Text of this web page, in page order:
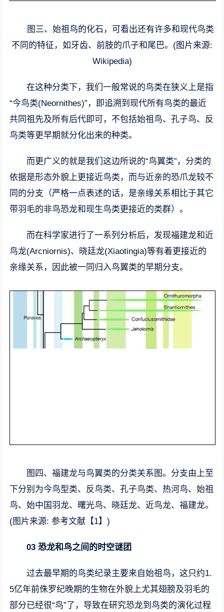
图三、始祖鸟的化石，可看出还有许多和现代鸟类
不同的特征，如牙齿、前肢的爪子和尾巴。(图片来源:
Wikipedia)
在这种分类下，我们一般常说的鸟类在狭义上是指
“今鸟类(Neornithes)”，即追溯到现代所有鸟类的最近
共同祖先及所有后代即可，不包括始祖鸟、孔子鸟、反
鸟类等更早期就分化出来的种类。
而更广义的就是我们这边所说的“鸟翼类”，分类的
依据是形态外貌上更接近鸟类，而与近亲的恐爪龙较不
同的分支（严格一点表述的话，是亲缘关系相比于其它
带羽毛的非鸟恐龙和现生鸟类更接近的类群）。
而在科学家进行了一系列分析后，发现福建龙和近
鸟龙(Arcniornis)、晓廷龙(Xiaotingia)等有着更接近的
亲缘关系，因此被一同归入鸟翼类的早期分支。
图四、福建龙与鸟翼类的分类关系图。分支由上至
下分别为今鸟型类、反鸟类、孔子鸟类、热河鸟、始祖
鸟、始中国羽龙、曙光鸟、晓廷龙、近鸟龙、福建龙。
(图片来源: 参考文献【1】)
03 恐龙和鸟之间的时空谜团
过去最早期的鸟类纪录主要来自始祖鸟，这只约1.
5亿年前侏罗纪晚期的生物在外貌上尤其翅膀及羽毛的
部分已经很“鸟”了，导致在研究恐龙到鸟类的演化过程